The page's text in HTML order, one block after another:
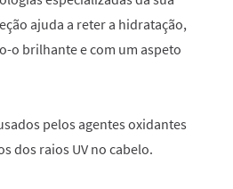
ajuda a reter a hidratação,
o brilhante e com um aspeto
pelos agentes oxidantes
dos raios UV no cabelo.